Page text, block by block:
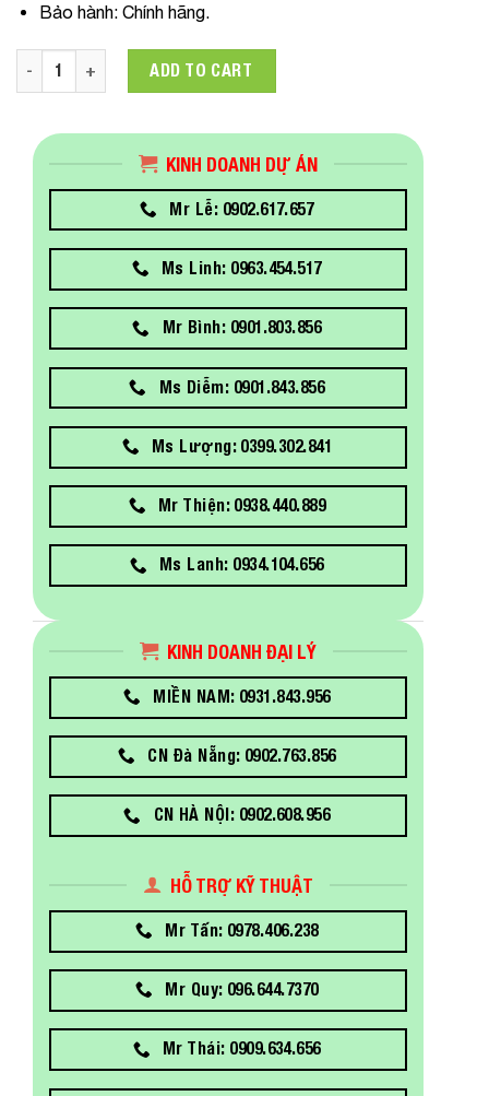
Bảo hành:Chính hãng.
C13T693100 Mực in Epson T693 Photo Black Pigment Ink
ADD TO CART
KINH DOANH DỰ ÁN
Mr Lễ: 0902.617.657
Ms Linh: 0963.454.517
Mr Bình: 0901.803.856
Ms Diễm: 0901.843.856
Ms Lượng: 0399.302.841
Mr Thiện: 0938.440.889
Ms Lanh: 0934.104.656
KINH DOANH ĐẠI LÝ
MIỀN NAM: 0931.843.956
CN Đà Nẵng: 0902.763.856
CN HÀ NỘI: 0902.608.956
HỖ TRỢ KỸ THUẬT
Mr Tấn: 0978.406.238
Mr Quy: 096.644.7370
Mr Thái: 0909.634.656